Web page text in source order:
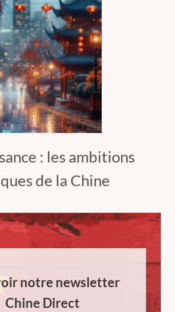
: les ambitions
de la Chine
notre newsletter
Chine Direct